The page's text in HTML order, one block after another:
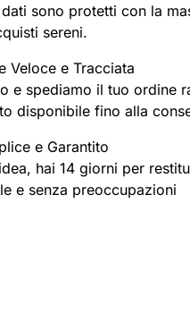
sono protetti con la
sereni.
Veloce e Tracciata
e spediamo il tuo ordine
disponibile fino alla
e Garantito
hai 14 giorni per
e senza preoccupazioni